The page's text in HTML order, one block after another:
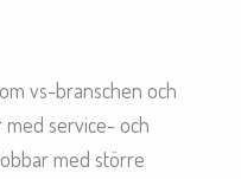
vs-branschen och
med service- och
med större